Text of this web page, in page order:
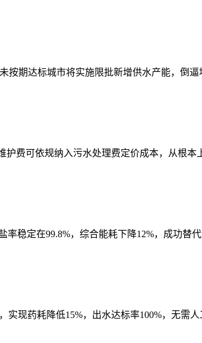
按期达标城市将实施限批新增供水产能，倒
费可依规纳入污水处理费定价成本，从根本
稳定在99.8%，综合能耗下降12%，成功替
现药耗降低15%，出水达标率100%，无需